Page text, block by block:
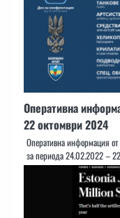
Оперативна
22 октомври 2024
Оперативна информация
за периода 24.02.2022 –